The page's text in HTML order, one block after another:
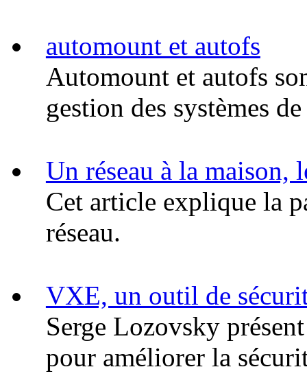
automount et autofs
Automount et autofs
gestion des systèmes
Un réseau à la maison,
Cet article explique la
réseau.
VXE, un outil de
Serge Lozovsky
pour améliorer la